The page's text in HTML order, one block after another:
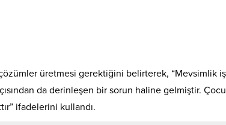
üretmesi gerektiğini belirterek, “Mevsimlik
da derinleşen bir sorun haline gelmiştir.
ifadelerini kullandı.